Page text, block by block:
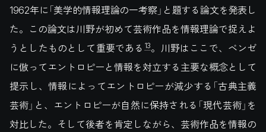
1962年に「美学的情報理論の一考察」と題する論文を発表し
た。この論文は川野が初めて芸術作品を情報理論で捉えよ
うとしたものとして重要である 13。川野はここで、ベンゼ
に倣ってエントロピーと情報を対立する主要な概念として
提示し、情報によってエントロピーが減少する「古典主義
芸術」と、エントロピーが自然に保持される「現代芸術」を
対比した。そして後者を肯定しながら、芸術作品を情報の